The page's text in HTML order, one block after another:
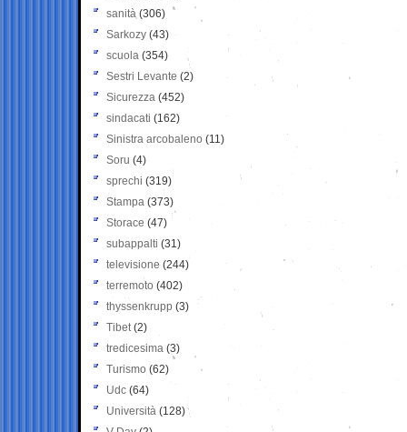
sanità (306)
Sarkozy (43)
scuola (354)
Sestri Levante (2)
Sicurezza (452)
sindacati (162)
Sinistra arcobaleno (11)
Soru (4)
sprechi (319)
Stampa (373)
Storace (47)
subappalti (31)
televisione(244)
terremoto (402)
thyssenkrupp (3)
Tibet(2)
tredicesima (3)
Turismo (62)
Udc (64)
Università (128)